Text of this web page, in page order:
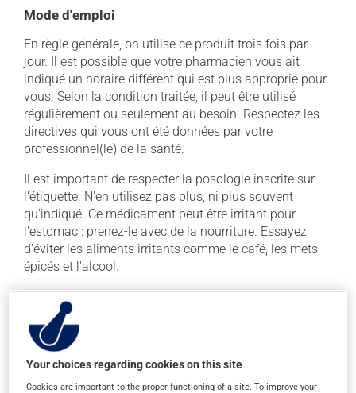
Mode d'emploi
En règle générale, on utilise ce produit trois fois par
jour. Il est possible que votre pharmacien vous ait
indiqué un horaire différent qui est plus approprié pour
vous. Selon la condition traitée, il peut être utilisé
régulièrement ou seulement au besoin. Respectez les
directives qui vous ont été données par votre
professionnel(le) de la santé.
Il est important de respecter la posologie inscrite sur
l'étiquette. N'en utilisez pas plus, ni plus souvent
qu'indiqué. Ce médicament peut être irritant pour
l'estomac : prenez-le avec de la nourriture. Essayez
d'éviter les aliments irritants comme le café, les mets
épicés et l'alcool.
Effets indésirables
En plus de ses effets recherchés, ce produit peut à
l'occasion entraîner certains effets indésirables (effets
secondaires), notamment :
Your choices regarding cookies on this site
Cookies are important to the proper functioning of a site. To improve your